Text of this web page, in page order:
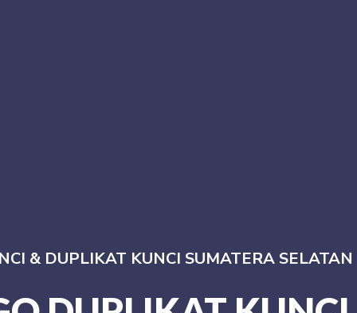
& DUPLIKAT KUNCI SUMATERA SELATAN